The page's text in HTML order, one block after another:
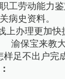
职工劳动能力
病史资料。
上办理更加快
渝保宝来教
样足不出户完